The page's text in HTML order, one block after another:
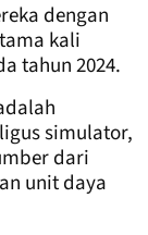
dengan
kali
tahun 2024.
simulator,
dari
unit daya